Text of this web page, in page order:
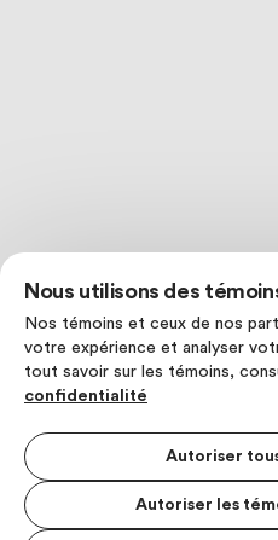
Nous utilisons des
Nos témoins et ceux de nos
votre expérience et analyser
tout savoir sur les témoins,
confidentialité
Autoriser
Autoriser les